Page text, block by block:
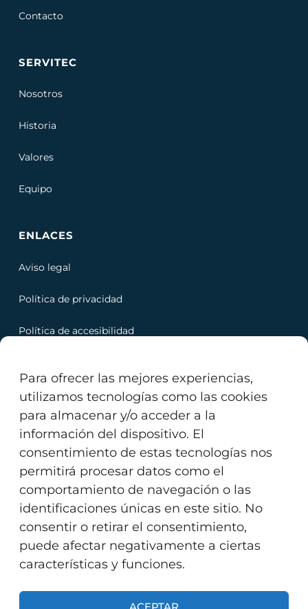
Para ofrecer las mejores experiencias,
utilizamos tecnologías como las cookies
para almacenar y/o acceder a la
información del dispositivo. El
consentimiento de estas tecnologías nos
permitirá procesar datos como el
comportamiento de navegación o las
identificaciones únicas en este sitio. No
consentir o retirar el consentimiento,
puede afectar negativamente a ciertas
características y funciones.
Contacto
SERVITEC
Nosotros
Historia
Valores
Equipo
ENLACES
Aviso legal
Política de privacidad
Política de accesibilidad
Copyright © 2023 Servitec Ingenieria. Todos los
derechos reservados.
Powered byEXPRESIONA
Financiado por la Unión Europea – NextGenerationEU